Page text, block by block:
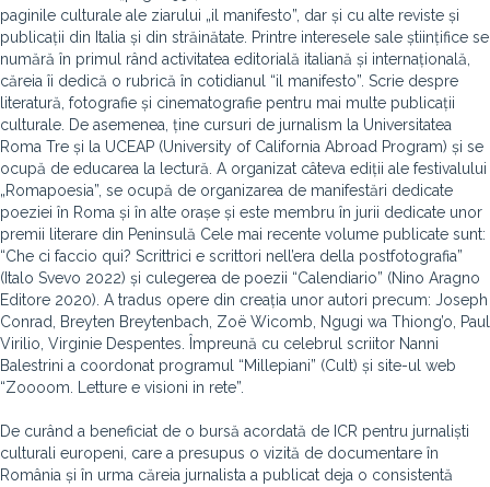
paginile culturale ale ziarului „il manifesto”, dar și cu alte reviste și
publicații din Italia și din străinătate. Printre interesele sale științifice se
numără în primul rând activitatea editorială italiană și internațională,
căreia îi dedică o rubrică în cotidianul “il manifesto”. Scrie despre
literatură, fotografie și cinematografie pentru mai multe publicații
culturale. De asemenea, ține cursuri de jurnalism la Universitatea
Roma Tre și la UCEAP (University of California Abroad Program) și se
ocupă de educarea la lectură. A organizat câteva ediții ale festivalului
„Romapoesia”, se ocupă de organizarea de manifestări dedicate
poeziei în Roma și în alte orașe și este membru în jurii dedicate unor
premii literare din Peninsulă Cele mai recente volume publicate sunt:
“Che ci faccio qui? Scrittrici e scrittori nell’era della postfotografia”
(Italo Svevo 2022) și culegerea de poezii “Calendiario” (Nino Aragno
Editore 2020). A tradus opere din creația unor autori precum: Joseph
Conrad, Breyten Breytenbach, Zoë Wicomb, Ngugi wa Thiong’o, Paul
Virilio, Virginie Despentes. Împreună cu celebrul scriitor Nanni
Balestrini a coordonat programul “Millepiani” (Cult) și site-ul web
“Zoooom. Letture e visioni in rete”.
De curând a beneficiat de o bursă acordată de ICR pentru jurnaliști
culturali europeni, care a presupus o vizită de documentare în
România și în urma căreia jurnalista a publicat deja o consistentă